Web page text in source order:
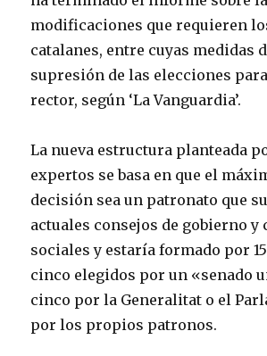
modificaciones que requieren
catalanes, entre cuyas medidas
supresión de las elecciones
rector, según ‘La Vanguardia’.
La nueva estructura planteada
expertos se basa en que el
decisión sea un patronato que
actuales consejos de gobierno y
sociales y estaría formado por
cinco elegidos por un «senado
cinco por la Generalitat o el
por los propios patronos.